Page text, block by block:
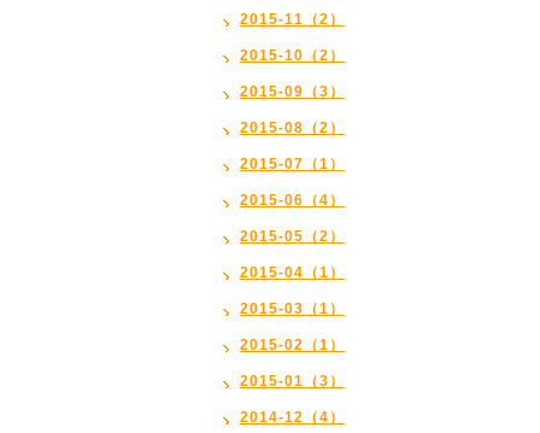
2015-11（2）
2015-10（2）
2015-09（3）
2015-08（2）
2015-07（1）
2015-06（4）
2015-05（2）
2015-04（1）
2015-03（1）
2015-02（1）
2015-01（3）
2014-12（4）